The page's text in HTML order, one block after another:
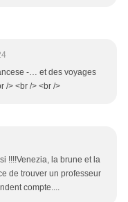
-… et des voyages
/> <br /> <br />
!!!!Venezia, la brune et la
de trouver un professeur
compte....